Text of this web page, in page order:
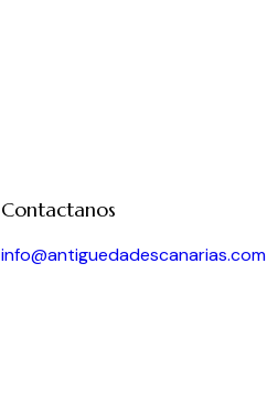
Contactanos
info@antiguedadescanarias.com